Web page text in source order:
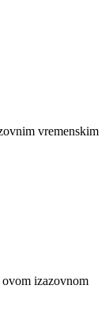
vremenskim
izazovnom